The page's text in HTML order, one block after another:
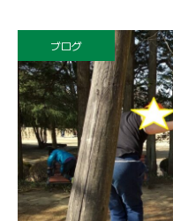
ブログ